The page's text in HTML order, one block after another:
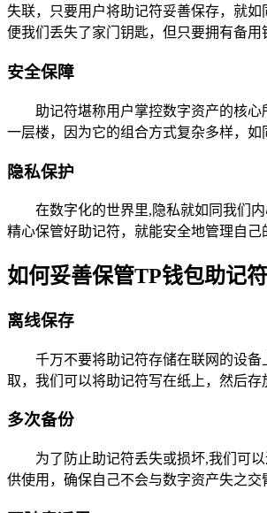
失联，只要用户将助记符妥善保存，就
便我们丢失了家门钥匙，但只要拥有备用
安全保障
助记符堪称用户掌控数字资产的核
一层楼，因为它的组合方式复杂多样，
隐私保护
在数字化的世界里,隐私就如同我们
精心保管好助记符，就能安全地管理自
如何妥善保管TP钱包助记符
离线保存
千万不要将助记符存储在联网的设
取，我们可以将助记符写在纸上，然后
多次备份
为了防止助记符丢失或损坏,我们可
供使用，确保自己不会与数字资产失之交